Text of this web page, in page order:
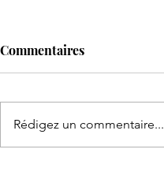
Commentaires
Rédigez un commentaire...